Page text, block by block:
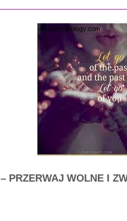
PRZERWAJ WOLNE I